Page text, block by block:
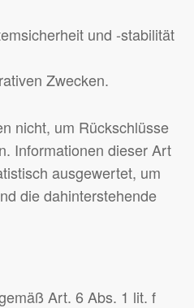
und -stabilität
Zwecken.
nicht, um Rückschlüsse
Informationen dieser Art
ausgewertet, um
die dahinterstehende
Art. 6 Abs. 1 lit. f